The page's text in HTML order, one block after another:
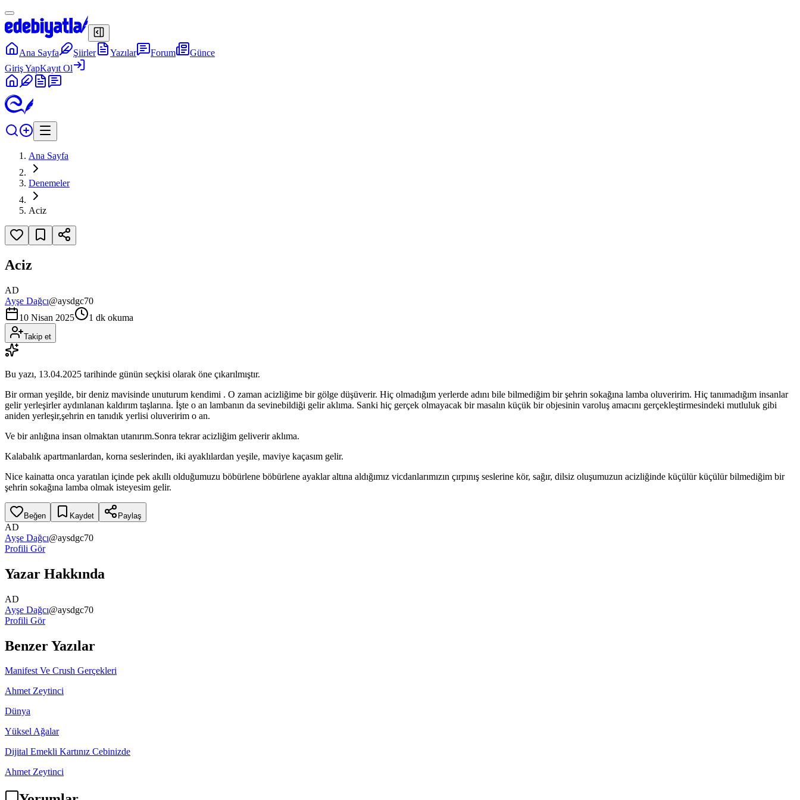
Ana Sayfa Şiirler Yazılar Forum
Günce
Giriş YapKayıt Ol
Ana Sayfa
Denemeler
Aciz
Aciz
AD
Ayşe Dağcı@aysdgc70
10 Nisan 2025
1 dk okuma
Takip et
Bu yazı, 13.04.2025 tarihinde günün seçkisi olarak öne çıkarılmıştır.
Bir orman yeşilde, bir deniz mavisinde unuturum kendimi . O zaman acizliğime bir gölge düşüverir. Hiç olmadığım yerlerde adını bile bilmediğim bir şehrin sokağına lamba oluveririm. Hiç tanımadığım insanlar
gelir yerleşirler aydınlanan kaldırım taşlarına. İşte o an lambanın da sevinebildiği gelir aklıma. Sanki hiç gerçek olmayacak bir masalın küçük bir objesinin varoluş amacını gerçekleştirmesindeki mutluluk gibi
aniden yerleşir,şehrin en tanıdık yerlisi oluveririm o an.
Ve bir anlığına insan olmaktan utanırım.Sonra tekrar acizliğim geliverir aklıma.
Kalabalık apartmanlardan, korna seslerinden, iki ayaklılardan yeşile, maviye kaçasım gelir.
Nice kainatta onca yaratılan içinde pek akıllı olduğumuzu böbürlene böbürlene ayaklar altına aldığımız vicdanlarımızın çırpınış seslerine kör, sağır, dilsiz oluşumuzun acizliğinde küçülür küçülür bilmediğim bir
şehrin sokağına lamba olmak isteyesim gelir.
Beğen Kaydet Paylaş
AD
Ayşe Dağcı@aysdgc70
Profili Gör
Yazar Hakkında
AD
Ayşe Dağcı@aysdgc70
Profili Gör
Benzer Yazılar
Manifest Ve Crush Gerçekleri
Ahmet Zeytinci
Dünya
Yüksel Ağalar
Dijital Emekli Kartınız Cebinizde
Ahmet Zeytinci